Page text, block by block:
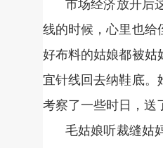
市场经济放开后
线的时候，心里也给
好布料的姑娘都被姑
宜针线回去纳鞋底。
考察了一些时日，送
毛姑娘听裁缝姑